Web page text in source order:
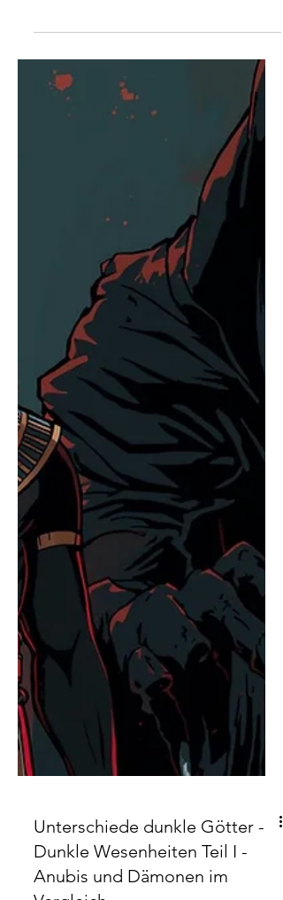
wegen, müssen wir kurz einmal darauf
eingehen, warum das so ist. Im Idealfall
ist es so, dass es in einem System
Kreislauf, wie üblich. Da Schwärze aber
auch nur Licht ist, das sich durch "
Katalysatoren " abschwächt, wird sie,
wenn sie auf ihrer niedrigsten Fre